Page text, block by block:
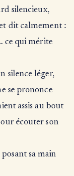
silencieux,
dit calmement :
ce qui mérite
silence léger,
se prononce
assis au bout
écouter son
sa main